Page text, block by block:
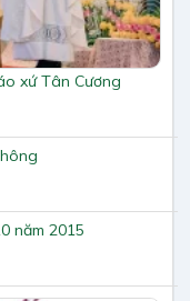
xứ Tân Cương
năm 2015